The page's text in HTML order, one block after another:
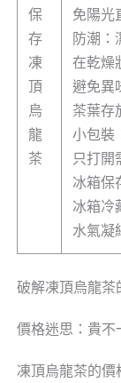
保
存
凍
頂
烏
龍
茶
免陽光
防潮：
在乾燥
避免異
茶葉存
小包裝
只打開
冰箱保
冰箱冷
水氣凝
破解凍頂烏龍
價格迷思：貴
凍頂烏龍茶的價